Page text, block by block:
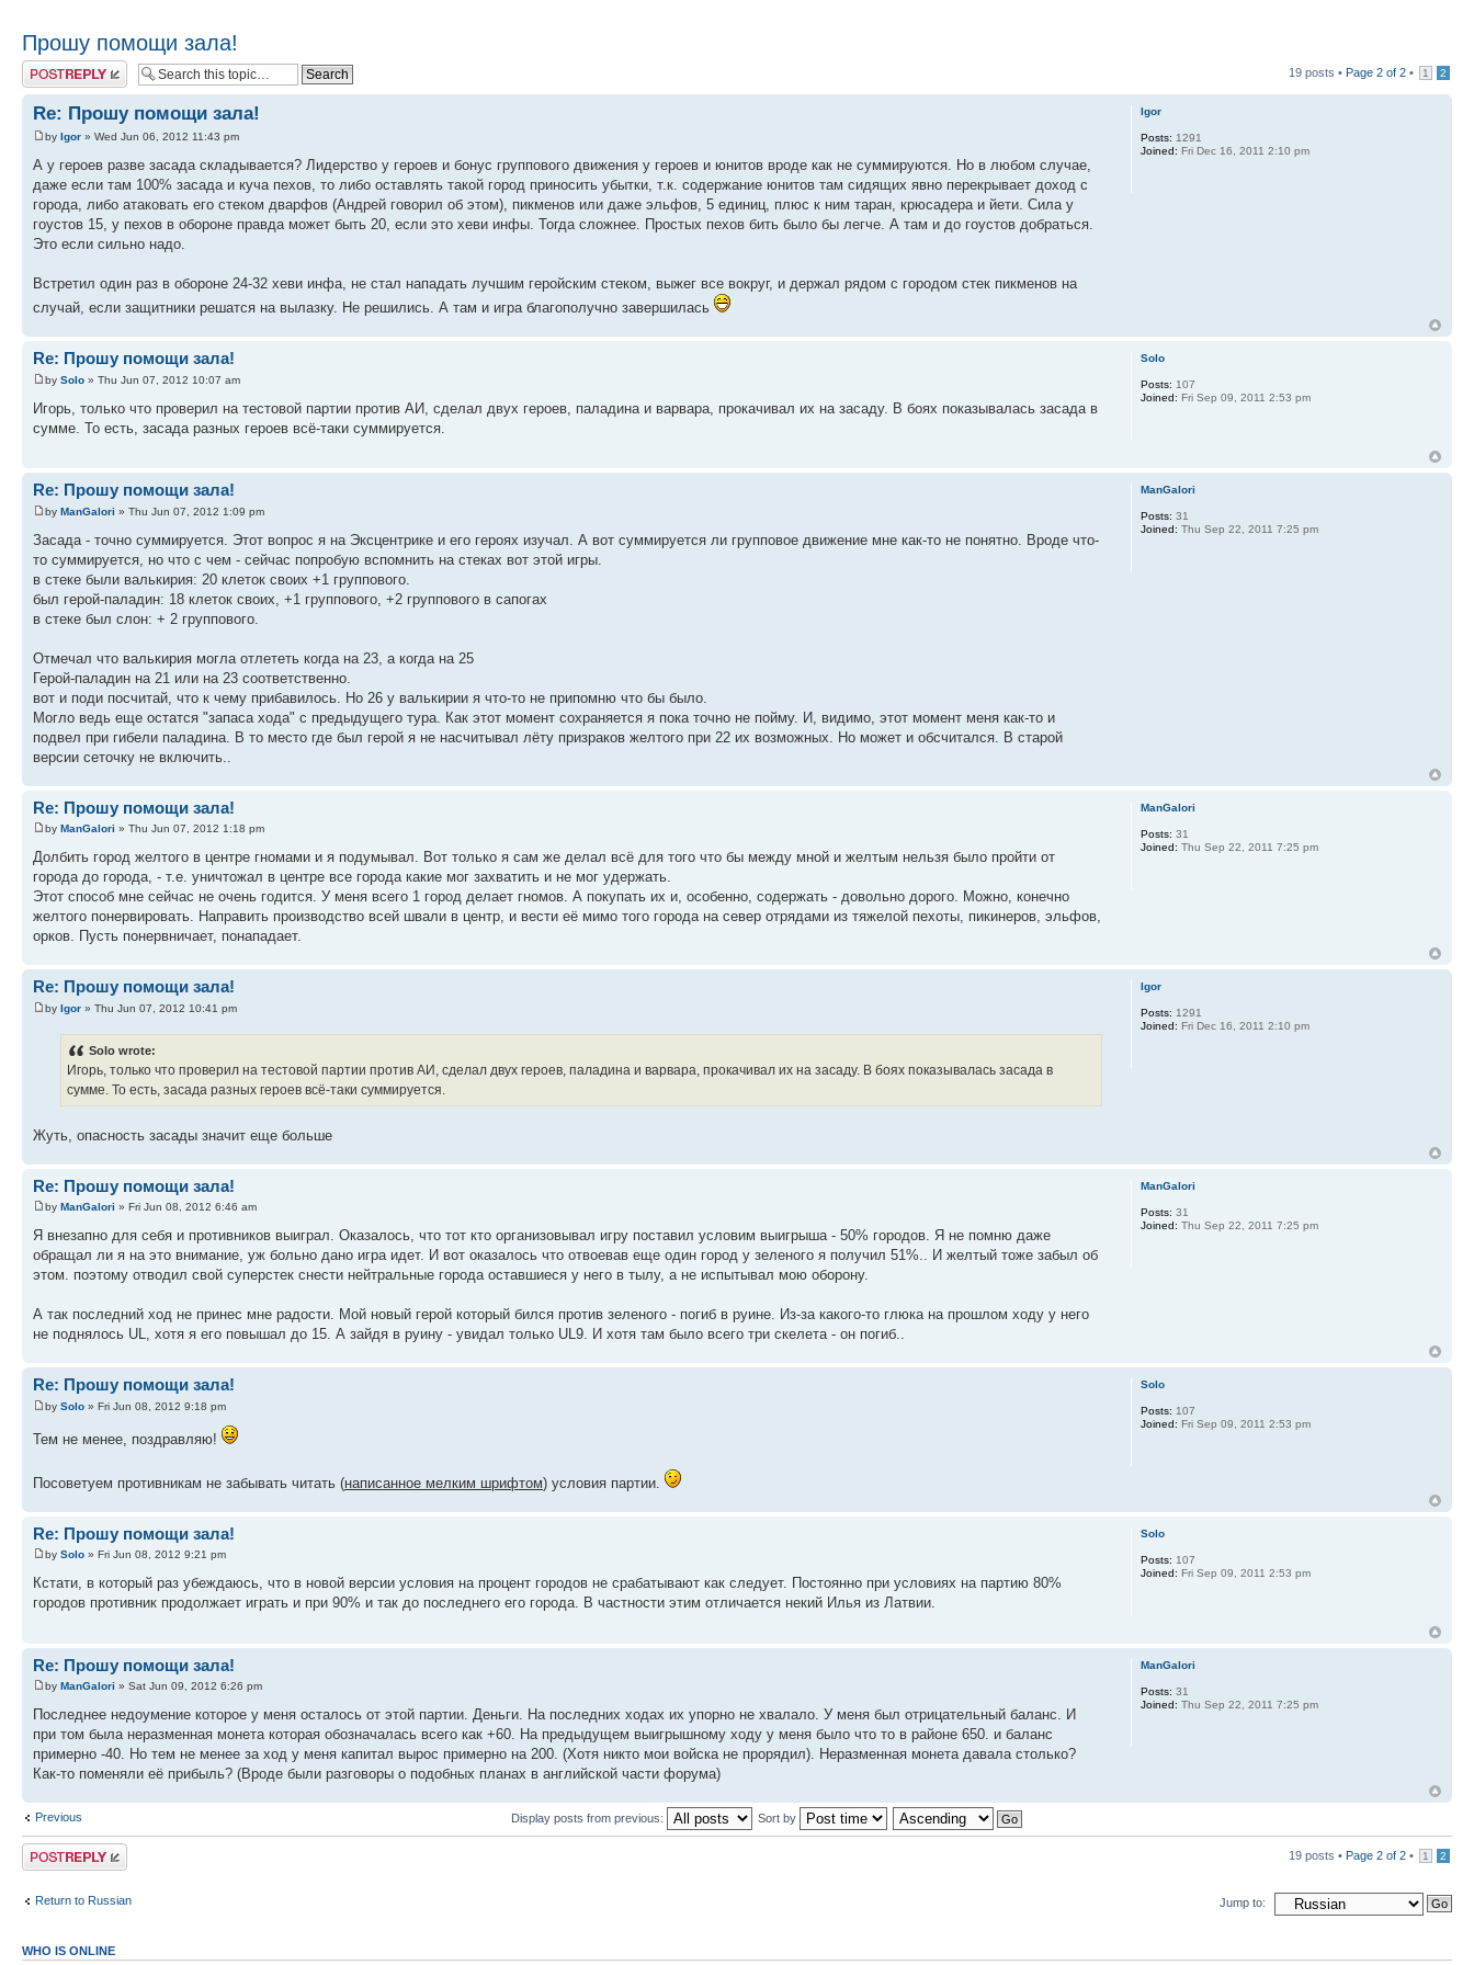
Прошу помощи зала!
Post a reply 19 posts • Page 2 of 2 • 1 2
Re: Прошу помощи зала!
by Igor » Wed Jun 06, 2012 11:43 pm
А у героев разве засада складывается? Лидерство у героев и бонус группового движения у героев и юнитов вроде как не суммируются. Но в любом случае,
даже если там 100% засада и куча пехов, то либо оставлять такой город приносить убытки, т.к. содержание юнитов там сидящих явно перекрывает доход с
города, либо атаковать его стеком дварфов (Андрей говорил об этом), пикменов или даже эльфов, 5 единиц, плюс к ним таран, крюсадера и йети. Сила у
гоустов 15, у пехов в обороне правда может быть 20, если это хеви инфы. Тогда сложнее. Простых пехов бить было бы легче. А там и до гоустов добраться.
Это если сильно надо.
Встретил один раз в обороне 24-32 хеви инфа, не стал нападать лучшим геройским стеком, выжег все вокруг, и держал рядом с городом стек пикменов на
случай, если защитники решатся на вылазку. Не решились. А там и игра благополучно завершилась
Igor
Posts: 1291
Joined: Fri Dec 16, 2011 2:10 pm
Re: Прошу помощи зала!
by Solo » Thu Jun 07, 2012 10:07 am
Игорь, только что проверил на тестовой партии против АИ, сделал двух героев, паладина и варвара, прокачивал их на засаду. В боях показывалась засада в
сумме. То есть, засада разных героев всё-таки суммируется.
Solo
Posts: 107
Joined: Fri Sep 09, 2011 2:53 pm
Re: Прошу помощи зала!
by ManGalori » Thu Jun 07, 2012 1:09 pm
Засада - точно суммируется. Этот вопрос я на Эксцентрике и его героях изучал. А вот суммируется ли групповое движение мне как-то не понятно. Вроде что-
то суммируется, но что с чем - сейчас попробую вспомнить на стеках вот этой игры.
в стеке были валькирия: 20 клеток своих +1 группового.
был герой-паладин: 18 клеток своих, +1 группового, +2 группового в сапогах
в стеке был слон: + 2 группового.
Отмечал что валькирия могла отлететь когда на 23, а когда на 25
Герой-паладин на 21 или на 23 соответственно.
вот и поди посчитай, что к чему прибавилось. Но 26 у валькирии я что-то не припомню что бы было.
Могло ведь еще остатся "запаса хода" с предыдущего тура. Как этот момент сохраняется я пока точно не пойму. И, видимо, этот момент меня как-то и
подвел при гибели паладина. В то место где был герой я не насчитывал лёту призраков желтого при 22 их возможных. Но может и обсчитался. В старой
версии сеточку не включить..
ManGalori
Posts: 31
Joined: Thu Sep 22, 2011 7:25 pm
Re: Прошу помощи зала!
by ManGalori » Thu Jun 07, 2012 1:18 pm
Долбить город желтого в центре гномами и я подумывал. Вот только я сам же делал всё для того что бы между мной и желтым нельзя было пройти от
города до города, - т.е. уничтожал в центре все города какие мог захватить и не мог удержать.
Этот способ мне сейчас не очень годится. У меня всего 1 город делает гномов. А покупать их и, особенно, содержать - довольно дорого. Можно, конечно
желтого понервировать. Направить производство всей швали в центр, и вести её мимо того города на север отрядами из тяжелой пехоты, пикинеров, эльфов,
орков. Пусть понервничает, понападает.
ManGalori
Posts: 31
Joined: Thu Sep 22, 2011 7:25 pm
Re: Прошу помощи зала!
by Igor » Thu Jun 07, 2012 10:41 pm
Solo wrote:
Игорь, только что проверил на тестовой партии против АИ, сделал двух героев, паладина и варвара, прокачивал их на засаду. В боях показывалась засада в
сумме. То есть, засада разных героев всё-таки суммируется.
Жуть, опасность засады значит еще больше
Igor
Posts: 1291
Joined: Fri Dec 16, 2011 2:10 pm
Re: Прошу помощи зала!
by ManGalori » Fri Jun 08, 2012 6:46 am
Я внезапно для себя и противников выиграл. Оказалось, что тот кто организовывал игру поставил условим выигрыша - 50% городов. Я не помню даже
обращал ли я на это внимание, уж больно дано игра идет. И вот оказалось что отвоевав еще один город у зеленого я получил 51%.. И желтый тоже забыл об
этом. поэтому отводил свой суперстек снести нейтральные города оставшиеся у него в тылу, а не испытывал мою оборону.
А так последний ход не принес мне радости. Мой новый герой который бился против зеленого - погиб в руине. Из-за какого-то глюка на прошлом ходу у него
не поднялось UL, хотя я его повышал до 15. А зайдя в руину - увидал только UL9. И хотя там было всего три скелета - он погиб..
ManGalori
Posts: 31
Joined: Thu Sep 22, 2011 7:25 pm
Re: Прошу помощи зала!
by Solo » Fri Jun 08, 2012 9:18 pm
Тем не менее, поздравляю!
Посоветуем противникам не забывать читать (написанное мелким шрифтом) условия партии.
Solo
Posts: 107
Joined: Fri Sep 09, 2011 2:53 pm
Re: Прошу помощи зала!
by Solo » Fri Jun 08, 2012 9:21 pm
Кстати, в который раз убеждаюсь, что в новой версии условия на процент городов не срабатывают как следует. Постоянно при условиях на партию 80%
городов противник продолжает играть и при 90% и так до последнего его города. В частности этим отличается некий Илья из Латвии.
Solo
Posts: 107
Joined: Fri Sep 09, 2011 2:53 pm
Re: Прошу помощи зала!
by ManGalori » Sat Jun 09, 2012 6:26 pm
Последнее недоумение которое у меня осталось от этой партии. Деньги. На последних ходах их упорно не хвалало. У меня был отрицательный баланс. И
при том была неразменная монета которая обозначалась всего как +60. На предыдущем выигрышному ходу у меня было что то в районе 650. и баланс
примерно -40. Но тем не менее за ход у меня капитал вырос примерно на 200. (Хотя никто мои войска не прорядил). Неразменная монета давала столько?
Как-то поменяли её прибыль? (Вроде были разговоры о подобных планах в английской части форума)
ManGalori
Posts: 31
Joined: Thu Sep 22, 2011 7:25 pm
Previous Display posts from previous: Sort by
Post a reply 19 posts • Page 2 of 2 • 1 2
Return to Russian Jump to:
WHO IS ONLINE